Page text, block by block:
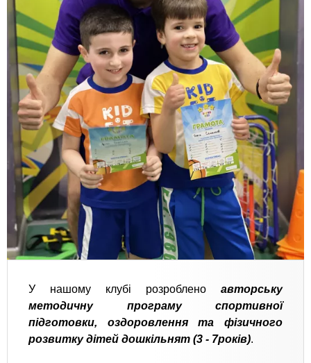
У нашому клубі розроблено авторську
методичну програму спортивної
підготовки, оздоровлення та фізичного
розвитку дітей дошкільнят (3 - 7років).